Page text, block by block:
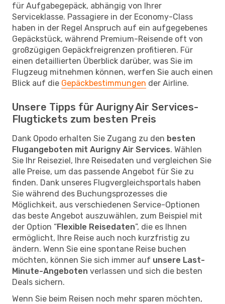
für Aufgabegepäck, abhängig von Ihrer
Serviceklasse. Passagiere in der Economy-Class
haben in der Regel Anspruch auf ein aufgegebenes
Gepäckstück, während Premium-Reisende oft von
großzügigen Gepäckfreigrenzen profitieren. Für
einen detaillierten Überblick darüber, was Sie im
Flugzeug mitnehmen können, werfen Sie auch einen
Blick auf die Gepäckbestimmungen der Airline.
Unsere Tipps für Aurigny Air Services-
Flugtickets zum besten Preis
Dank Opodo erhalten Sie Zugang zu den besten
Flugangeboten mit Aurigny Air Services. Wählen
Sie Ihr Reiseziel, Ihre Reisedaten und vergleichen Sie
alle Preise, um das passende Angebot für Sie zu
finden. Dank unseres Flugvergleichsportals haben
Sie während des Buchungsprozesses die
Möglichkeit, aus verschiedenen Service-Optionen
das beste Angebot auszuwählen, zum Beispiel mit
der Option “Flexible Reisedaten”, die es Ihnen
ermöglicht, Ihre Reise auch noch kurzfristig zu
ändern. Wenn Sie eine spontane Reise buchen
möchten, können Sie sich immer auf unsere Last-
Minute-Angeboten verlassen und sich die besten
Deals sichern.
Wenn Sie beim Reisen noch mehr sparen möchten,